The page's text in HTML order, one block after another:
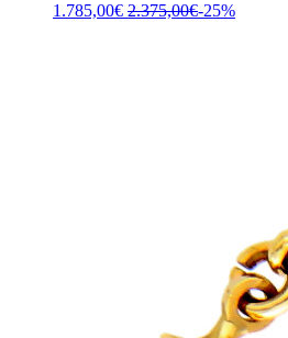
1.785,00€ 2.375,00€-25%